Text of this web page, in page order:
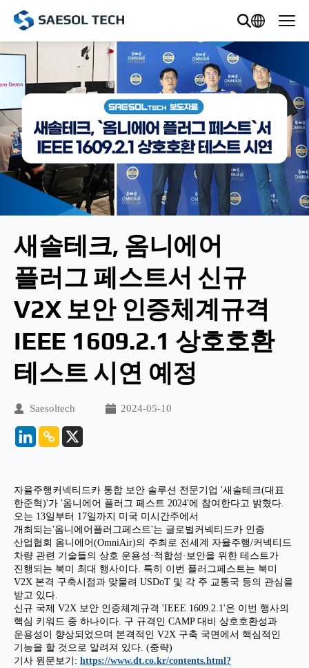
새솔테크, 옴니에어
플러그 페스트서 신규
V2X 보안 인증체계규격
IEEE 1609.2.1 상호호환
테스트 시연 예정
Saesoltech 2024-05-10
자율주행커넥티드카 통합 보안 솔루션 전문기업 '새솔테크(대표
한준혁)'가 '옴니에어 플러그 페스트 2024'에 참여한다고 밝혔다.
오는 13일부터 17일까지 미국 미시간주에서
개최되는'옴니에어플러그페스트'는 글로벌커넥티드카 인증
산업협회 옴니에어(OmniAir)의 주최로 전세계 자율주행/커넥티드
차량 관련 기술들의 상호 운용성·적합성·보안을 위한 테스트가
진행되는 북미 최대 행사이다. 특히 이번 플러그페스트는 북미
V2X 본격 구축시점과 맞물려 USDoT 및 각 주 교통국 등의 관심을
받고 있다.
신규 국제 V2X 보안 인증체계규격 'IEEE 1609.2.1'은 이번 행사의
핵심 키워드 중 하나이다. 구 규격인 CAMP 대비 상호호환성과
운용성이 향상되었으며 본격적인 V2X 구축 국면에서 핵심적인
기능을 할 것으로 알려져 있다. (중략)
기사 원문보기: https://www.dt.co.kr/contents.html?